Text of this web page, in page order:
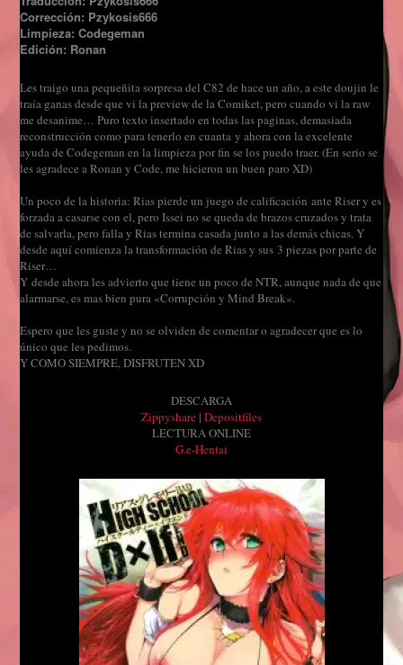
Corrección: Pzykosis666
Limpieza: Codegeman
Edición: Ronan
Les traigo una pequeñita sorpresa del C82 de hace un año, a este doujin le
traía ganas desde que vi la preview de la Comiket, pero cuando vi la raw
me desanime… Puro texto insertado en todas las paginas, demasiada
reconstrucción como para tenerlo en cuanta y ahora con la excelente
ayuda de Codegeman en la limpieza por fin se los puedo traer. (En serio se
les agradece a Ronan y Code, me hicieron un buen paro XD)
Un poco de la historia: Rias pierde un juego de calificación ante Riser y es
forzada a casarse con el, pero Issei no se queda de brazos cruzados y trata
de salvarla, pero falla y Rias termina casada junto a las demás chicas. Y
desde aquí comienza la transformación de Rias y sus 3 piezas por parte de
Riser…
Y desde ahora les advierto que tiene un poco de NTR, aunque nada de que
alarmarse, es mas bien pura «Corrupción y Mind Break».
Espero que les guste y no se olviden de comentar o agradecer que es lo
único que les pedimos.
Y COMO SIEMPRE, DISFRUTEN XD
DESCARGA
Zippyshare | Depositfiles
LECTURA ONLINE
G.e-Hentai